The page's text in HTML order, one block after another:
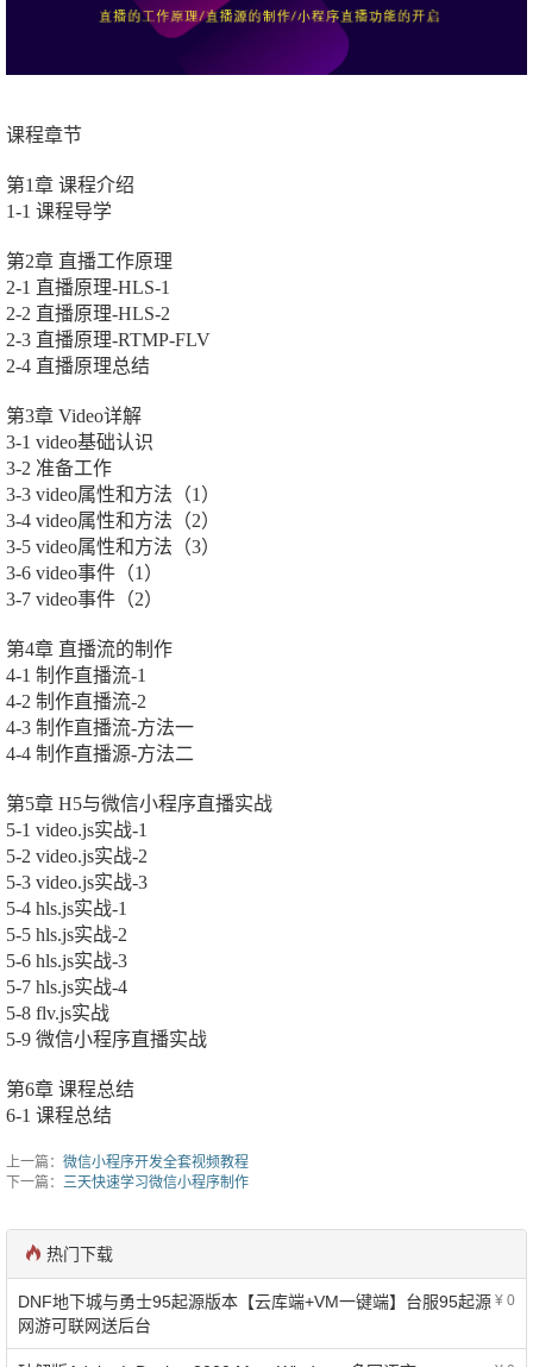
课程章节
第1章 课程介绍
1-1 课程导学
第2章 直播工作原理
2-1 直播原理-HLS-1
2-2 直播原理-HLS-2
2-3 直播原理-RTMP-FLV
2-4 直播原理总结
第3章 Video详解
3-1 video基础认识
3-2 准备工作
3-3 video属性和方法（1）
3-4 video属性和方法（2）
3-5 video属性和方法（3）
3-6 video事件（1）
3-7 video事件（2）
第4章 直播流的制作
4-1 制作直播流-1
4-2 制作直播流-2
4-3 制作直播流-方法一
4-4 制作直播源-方法二
第5章 H5与微信小程序直播实战
5-1 video.js实战-1
5-2 video.js实战-2
5-3 video.js实战-3
5-4 hls.js实战-1
5-5 hls.js实战-2
5-6 hls.js实战-3
5-7 hls.js实战-4
5-8 flv.js实战
5-9 微信小程序直播实战
第6章 课程总结
6-1 课程总结
上一篇： 微信小程序开发全套视频教程
下一篇： 三天快速学习微信小程序制作
热门下载
¥ 0
DNF地下城与勇士95起源版本【云库端+VM一键端】台服95起源
网游可联网送后台